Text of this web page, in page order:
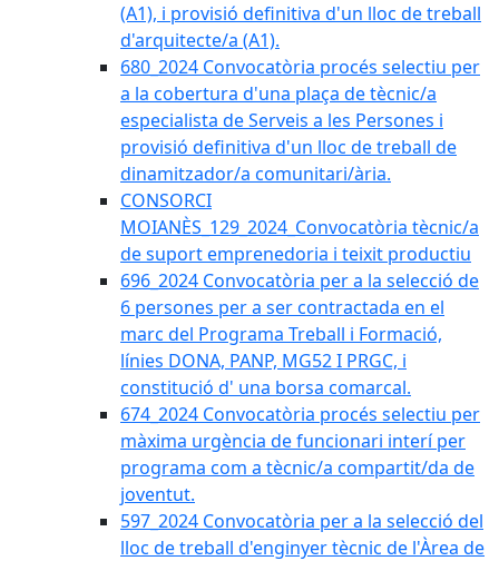
(A1), i provisió definitiva d'un lloc de treball
d'arquitecte/a (A1).
680_2024 Convocatòria procés selectiu per
a la cobertura d'una plaça de tècnic/a
especialista de Serveis a les Persones i
provisió definitiva d'un lloc de treball de
dinamitzador/a comunitari/ària.
CONSORCI
MOIANÈS_129_2024_Convocatòria tècnic/a
de suport emprenedoria i teixit productiu
696_2024 Convocatòria per a la selecció de
6 persones per a ser contractada en el
marc del Programa Treball i Formació,
línies DONA, PANP, MG52 I PRGC, i
constitució d' una borsa comarcal.
674_2024 Convocatòria procés selectiu per
màxima urgència de funcionari interí per
programa com a tècnic/a compartit/da de
joventut.
597_2024 Convocatòria per a la selecció del
lloc de treball d'enginyer tècnic de l'Àrea de